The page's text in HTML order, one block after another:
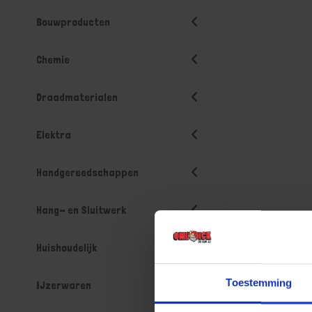
Toestemming
Bouwproducten
Chemie
Draadmaterialen
Elektra
Handgereedschappen
Hang- en Sluitwerk
Huishoudelijk
IJzerwaren